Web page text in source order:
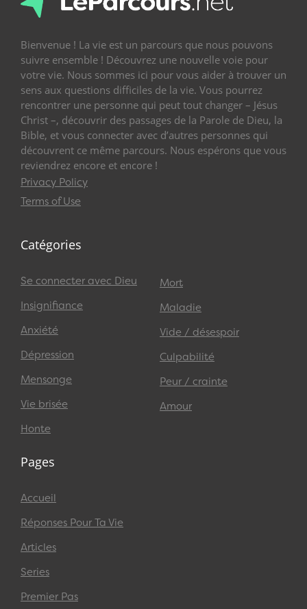
Bienvenue ! La vie est un parcours que nous pouvons
suivre ensemble ! Découvrez une nouvelle voie pour
votre vie. Nous sommes ici pour vous aider à trouver un
sens aux questions difficiles de la vie. Vous pourrez
rencontrer une personne qui peut tout changer – Jésus
Christ –, découvrir des passages de la Parole de Dieu, la
Bible, et vous connecter avec d’autres personnes qui
découvrent ce même parcours. Nous espérons que vous
reviendrez encore et encore !
Privacy Policy
Terms of Use
Catégories
Se connecter avec Dieu
Insignifiance
Anxiété
Dépression
Mensonge
Vie brisée
Honte
Mort
Maladie
Vide / désespoir
Culpabilité
Peur / crainte
Amour
Pages
Accueil
Réponses Pour Ta Vie
Articles
Series
Premier Pas